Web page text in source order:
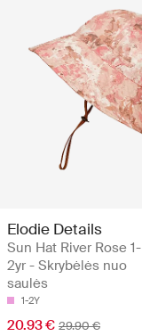
Elodie Details
Sun Hat River Rose 1-
2yr - Skrybėlės nuo
saulės
1-2Y
20.93 € 29.90 €